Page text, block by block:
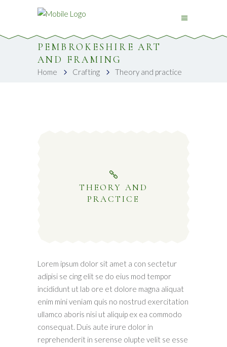
PEMBROKESHIRE ART
AND FRAMING
Home Crafting Theory and practice
THEORY AND
PRACTICE
Lorem ipsum dolor sit amet a con sectetur
adipisi se cing elit se do eius mod tempor
incididunt ut lab ore et dolore magna aliquat
enim mini veniam quis no nostrud exercitation
ullamco aboris nisi ut aliquip ex ea commodo
consequat. Duis aute irure dolor in
reprehenderit in serense olupte velit se esse